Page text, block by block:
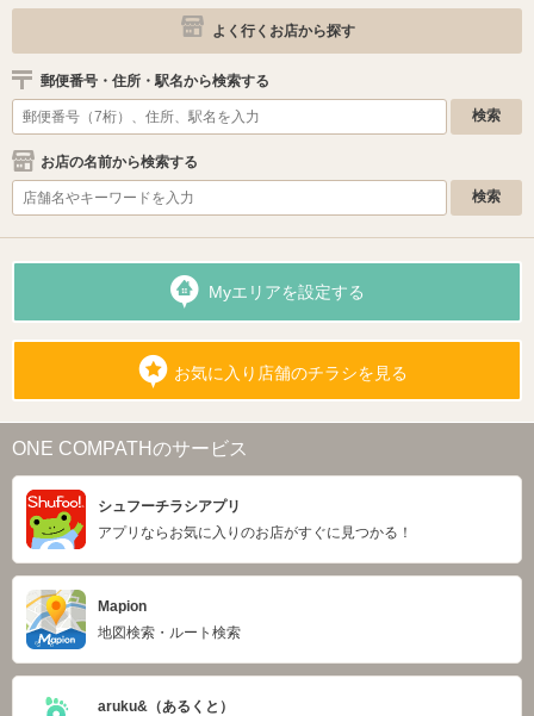
よく行くお店から探す
郵便番号・住所・駅名から検索する
お店の名前から検索する
Myエリアを設定する
お気に入り店舗のチラシを見る
ONE COMPATHのサービス
シュフーチラシアプリ
アプリならお気に入りのお店がすぐに見つかる！
Mapion
地図検索・ルート検索
aruku&（あるくと）